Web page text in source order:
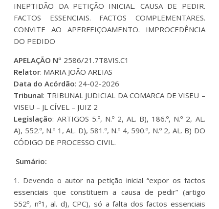
INEPTIDÃO DA PETIÇÃO INICIAL. CAUSA DE PEDIR.
FACTOS ESSENCIAIS. FACTOS COMPLEMENTARES.
CONVITE AO APERFEIÇOAMENTO. IMPROCEDÊNCIA
DO PEDIDO
APELAÇÃO Nº 2586/21.7T8VIS.C1
Relator: MARIA JOÃO AREIAS
Data do Acórdão: 24-02-2026
Tribunal: TRIBUNAL JUDICIAL DA COMARCA DE VISEU –
VISEU – JL CÍVEL – JUIZ 2
Legislação: ARTIGOS 5.º, N.º 2, AL. B), 186.º, N.º 2, AL.
A), 552.º, N.º 1, AL. D), 581.º, N.º 4, 590.º, N.º 2, AL. B) DO
CÓDIGO DE PROCESSO CIVIL.
Sumário:
1. Devendo o autor na petição inicial “expor os factos
essenciais que constituem a causa de pedir” (artigo
552º, nº1, al. d), CPC), só a falta dos factos essenciais